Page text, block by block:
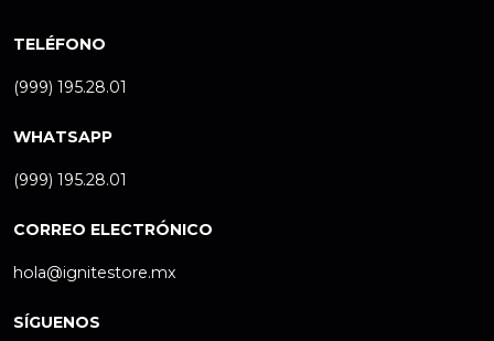
TELÉFONO
(999) 195.28.01
WHATSAPP
(999) 195.28.01
CORREO ELECTRÓNICO
hola@ignitestore.mx
SÍGUENOS